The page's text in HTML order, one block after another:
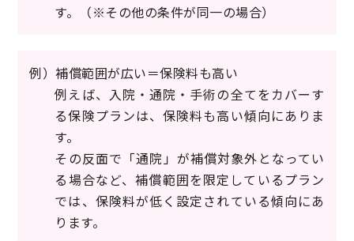
す。（※その他の条件が同一の場合）
例）補償範囲が広い＝保険料も高い
例えば、入院・通院・手術の全てをカバーす
る保険プランは、保険料も高い傾向にありま
す。
その反面で「通院」が補償対象外となってい
る場合など、補償範囲を限定しているプラン
では、保険料が低く設定されている傾向にあ
ります。